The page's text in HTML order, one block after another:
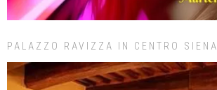
PALAZZO RAVIZZA IN CENTRO SIENA